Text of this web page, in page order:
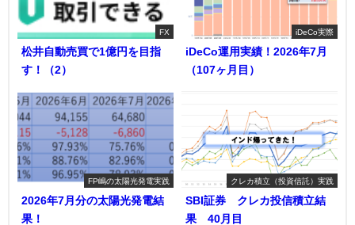
FX
松井自動売買で1億円を目指
す！（2）
iDeCo実際
iDeCo運用実績！2026年7月
（107ヶ月目）
FP嶋の太陽光発電実践
2026年7月分の太陽光発電結
果！
クレカ積立（投資信託）実践
SBI証券 クレカ投信積立結
果 40月目